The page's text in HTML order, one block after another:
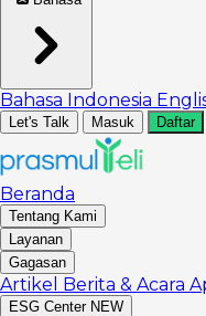
Bahasa Indonesia
Let's Talk Masuk Daftar
Beranda
Tentang Kami
Layanan
Gagasan
Artikel Berita & Acara
ESG Center NEW